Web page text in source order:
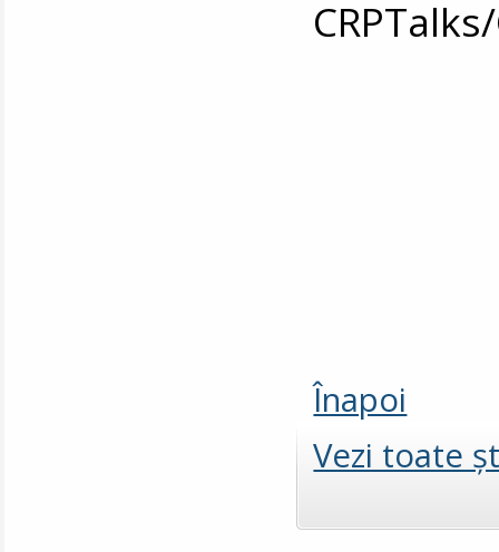
Înapoi
Vezi toate